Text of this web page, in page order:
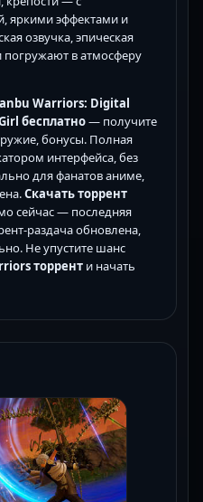
яркими эффектами и
озвучка, эпическая
погружают в атмосферу
Warriors: Digital
бесплатно— получите
бонусы. Полная
интерфейса, без
для фанатов аниме,
Скачать торрент
сейчас — последняя
раздача обновлена,
Не упустите шанс
торрент и начать